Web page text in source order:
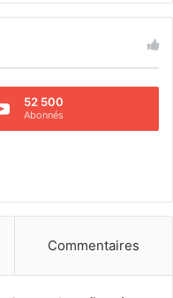
52 500
Abonnés
Commentaires